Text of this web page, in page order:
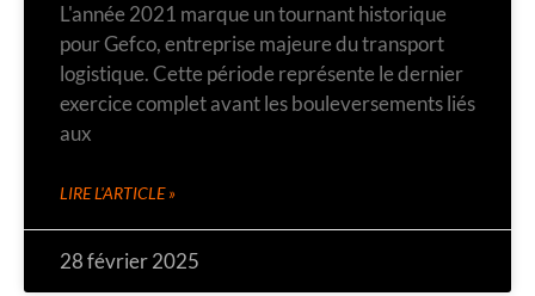
L'année 2021 marque un tournant historique
pour Gefco, entreprise majeure du transport
logistique. Cette période représente le dernier
exercice complet avant les bouleversements liés
aux
LIRE L'ARTICLE »
28 février 2025